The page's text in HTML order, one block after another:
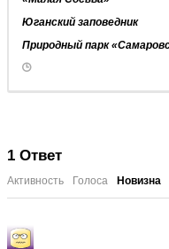
Юганский заповедник
Природный парк
1 Ответ
Активность Голоса Новизна